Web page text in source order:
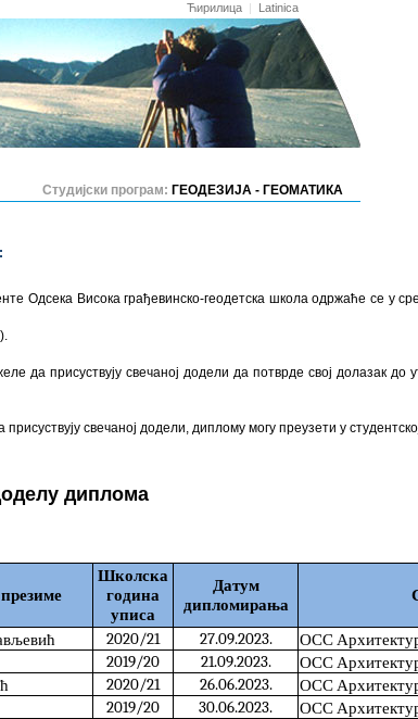
Ћирилица | Latinica
Студијски програм: ГЕОДЕЗИЈА - ГЕОМАТИКА
Одсека Висока грађевинско-геодетска школа одржаће се у
да присуствују свечаној додели да потврде свој долазак
свечаној додели, диплому могу преузети у
диплома
Школска
година
уписа
Датум
дипломирања
2020/21 27.09.2023.
ОСС
2019/20 21.09.2023.
ОСС
2020/21 26.06.2023.
ОСС
2019/20 30.06.2023.
ОСС